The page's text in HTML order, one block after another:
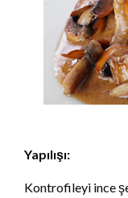
Yapılışı:
Kontrofileyi ince